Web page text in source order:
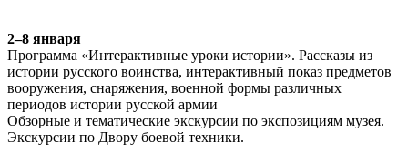
2–8 января
Программа «Интерактивные уроки истории». Рассказы из
истории русского воинства, интерактивный показ предметов
вооружения, снаряжения, военной формы различных
периодов истории русской армии
Обзорные и тематические экскурсии по экспозициям музея.
Экскурсии по Двору боевой техники.